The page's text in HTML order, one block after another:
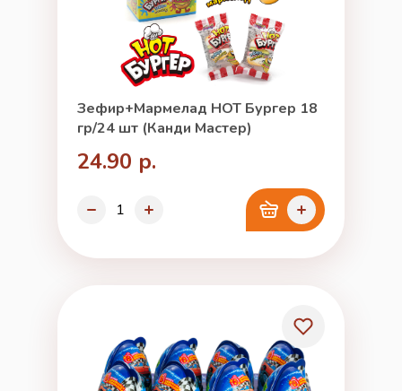
Зефир+Мармелад HOT Бургер 18
гр/24 шт (Канди Мастер)
24.90 р.